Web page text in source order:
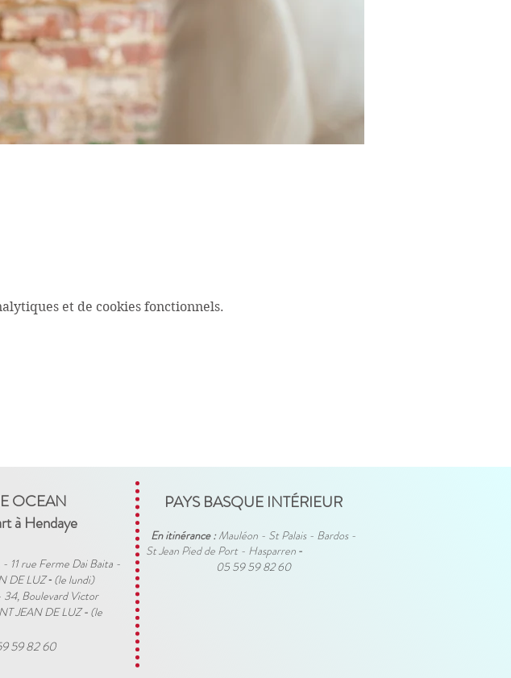
et de cookies fonctionnels.
OCEAN
à Hendaye​
11 rue Ferme Dai Baita -
DE LUZ​ - (le lundi)
34, Boulevard Victor
JEAN DE LUZ- (le
59 82 60
PAYS BASQUE INTÉRIEUR
En itinérance :Mauléon - St Palais - Bardos -
St Jean Pied de Port - Hasparren -
05 59 59 82 60